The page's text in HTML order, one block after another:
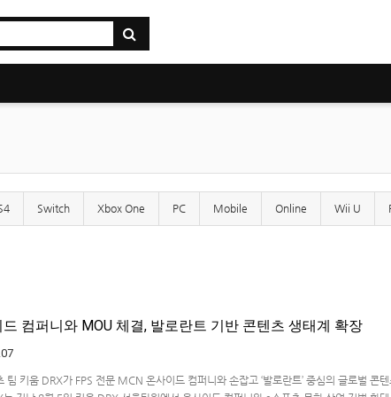
Switch Xbox One PC Mobile Online Wii U
드 컴퍼니와 MOU 체결, 발로란트 기반 콘텐츠 생태계 확장
팀 키움 DRX가 FPS 전문 MCN 온사이드 컴퍼니와 손잡고 ‘발로란트’ 중심의 글로벌 콘